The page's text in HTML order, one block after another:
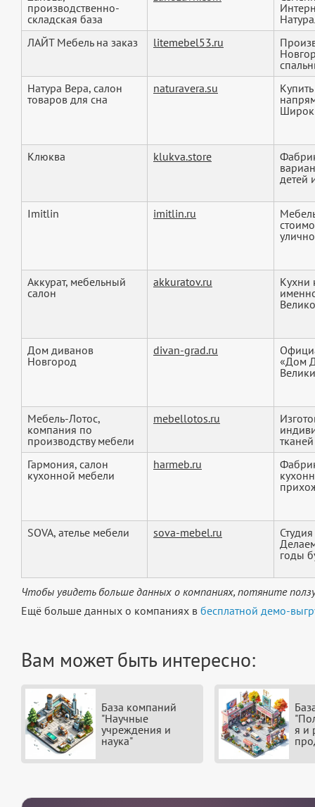
производственно-
складская база
ЛАЙТ Мебель на заказ
litemebel53.ru
Натура Вера, салон
товаров для сна
naturavera.su
Клюква klukva.store
детей
Imitlin imitlin.ru
Аккурат, мебельный
салон
akkuratov.ru
Кухни
Дом диванов
Новгород
divan-grad.ru
«Дом
Мебель-Лотос,
компания по
производству мебели
mebellotos.ru
Гармония, салон
кухонной мебели
harmeb.ru
SOVA, ателье мебели sova-mebel.ru
годы
Чтобы увидеть больше данных о компаниях, потяните
Ещё больше данных о компаниях в бесплатной демо-
Вам может быть интересно:
База компаний
"Научные
учреждения и
наука"
я и